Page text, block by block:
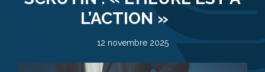
L’ACTION »
12 novembre 2025